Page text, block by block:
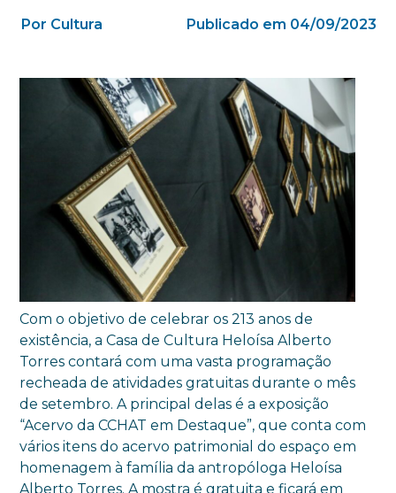
Por Cultura Publicado em 04/09/2023
Com o objetivo de celebrar os 213 anos de
existência, a Casa de Cultura Heloísa Alberto
Torres contará com uma vasta programação
recheada de atividades gratuitas durante o mês
de setembro. A principal delas é a exposição
“Acervo da CCHAT em Destaque”, que conta com
vários itens do acervo patrimonial do espaço em
homenagem à família da antropóloga Heloísa
Alberto Torres. A mostra é gratuita e ficará em